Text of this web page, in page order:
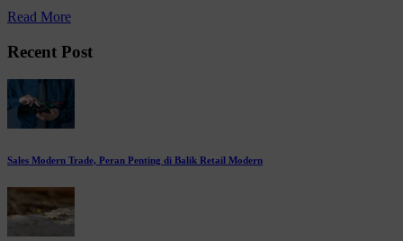
Read More
Recent Post
Sales Modern Trade, Peran Penting di Balik Retail Modern